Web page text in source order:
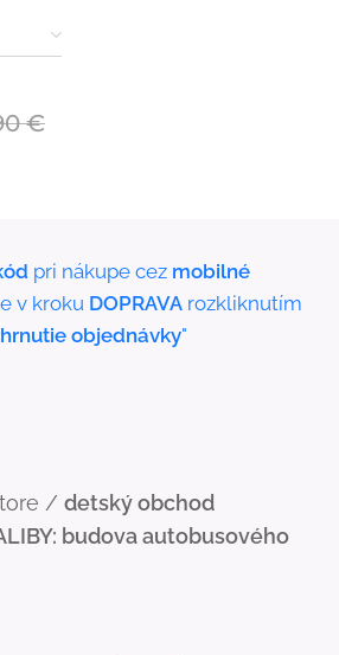
€
pri nákupe cez mobilné
v kroku DOPRAVA rozkliknutím
objednávky"
/ detský obchod
budova autobusového